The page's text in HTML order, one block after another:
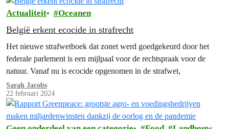
Actualiteit Oceanen
België erkent ecocide in strafrecht
Het nieuwe strafwetboek dat zonet werd goedgekeurd door het
federale parlement is een mijlpaal voor de rechtspraak voor de
natuur. Vanaf nu is ecocide opgenomen in de strafwet,
Sarah Jacobs
22 februari 2024